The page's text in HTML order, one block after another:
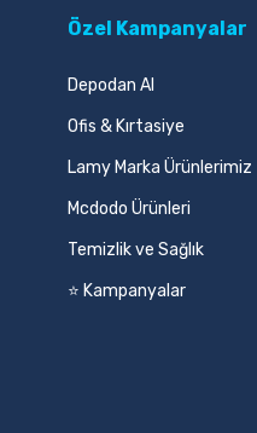
Özel Kampanyalar
Depodan Al
Ofis & Kırtasiye
Lamy Marka Ürünlerimiz
Mcdodo Ürünleri
Temizlik ve Sağlık
⭐ Kampanyalar